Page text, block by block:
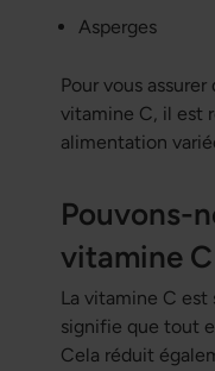
Asperges
Pour vous
vitamine C, il est
alimentation
Pouvons-
vitamine
La vitamine C est
signifie que tout
Cela réduit